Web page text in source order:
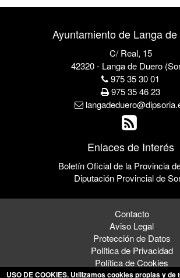
Ayuntamiento de Langa
C/ Real, 15
42320 - Langa de Duero
975 35 30 01
975 35 46 23
Enlaces de Interés
Boletín Oficial de la Provincia
Diputación Provincial de
Contacto
Aviso Legal
Protección de Datos
Política de Privacidad
Política de Cookies
USO DE COOKIES. Utilizamos cookies propias y